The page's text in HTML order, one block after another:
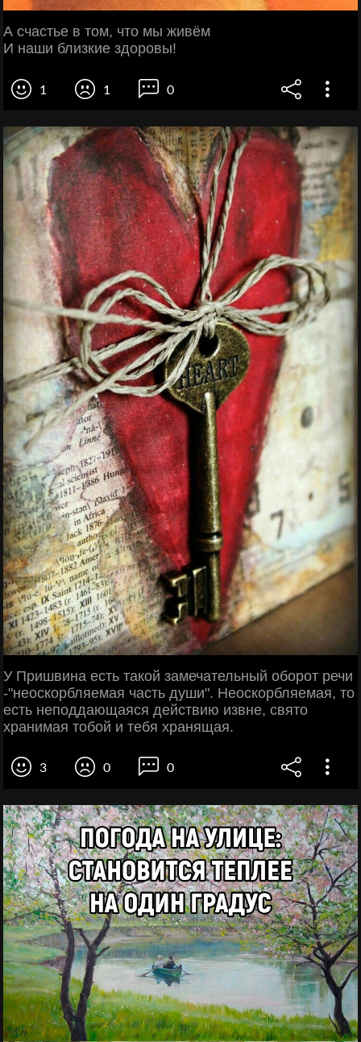
А счастье в том, что мы живём
И наши близкие здоровы!
1 1 0
У Пришвина есть такой замечательный оборот речи
-"неоскорбляемая часть души". Неоскорбляемая, то
есть неподдающаяся действию извне, свято
хранимая тобой и тебя хранящая.
3 0 0